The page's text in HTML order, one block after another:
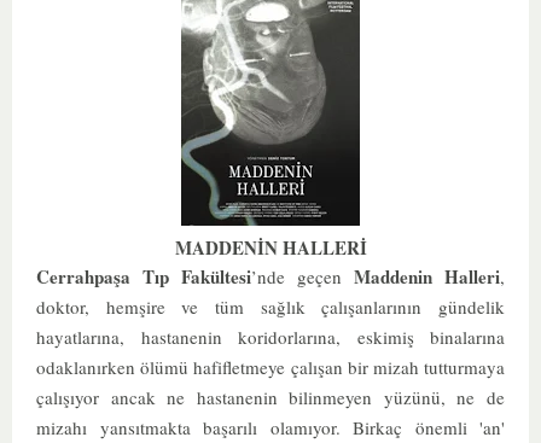
MADDENİN HALLERİ
Cerrahpaşa Tıp Fakültesi’nde geçen Maddenin Halleri,
doktor, hemşire ve tüm sağlık çalışanlarının gündelik
hayatlarına, hastanenin koridorlarına, eskimiş binalarına
odaklanırken ölümü hafifletmeye çalışan bir mizah tutturmaya
çalışıyor ancak ne hastanenin bilinmeyen yüzünü, ne de
mizahı yansıtmakta başarılı olamıyor. Birkaç önemli 'an'